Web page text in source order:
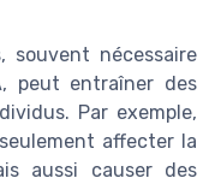
souvent nécessaire
peut entraîner des
Par exemple,
affecter la
aussi causer des